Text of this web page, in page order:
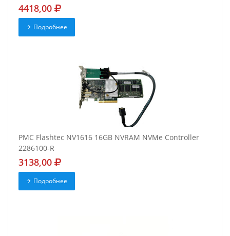
4418,00
Подробнее
PMC Flashtec NV1616 16GB NVRAM NVMe Controller
2286100-R
3138,00
Подробнее